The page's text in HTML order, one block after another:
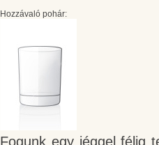
Hozzávaló pohár:
Fogunk egy jéggel félig